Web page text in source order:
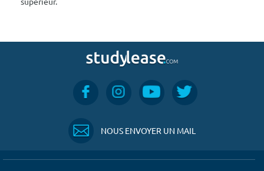
NOUS ENVOYER UN MAIL